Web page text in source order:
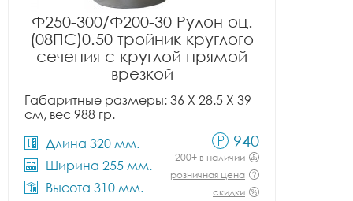
Ф250-300/Ф200-30 Рулон оц.
(08ПС)0.50 тройник круглого
сечения с круглой прямой
врезкой
Габаритные размеры: 36 X 28.5 X 39
см, вес 988 гр.
Длина 320 мм.
Ширина 255 мм.
Высота 310 мм.
940
200+ в наличии
розничная цена
скидки